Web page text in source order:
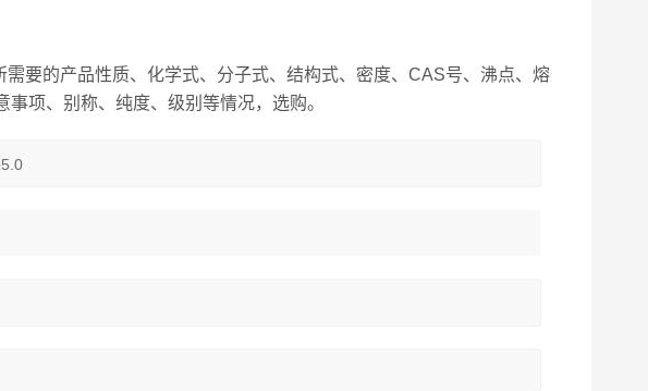
需要的产品性质、化学式、分子式、结构式、密度、CAS号、沸点、熔
项、别称、纯度、级别等情况，选购。